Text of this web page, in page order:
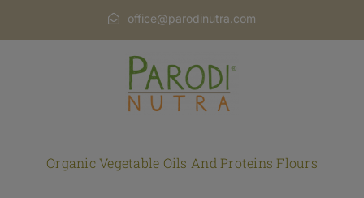
office@parodinutra.com
Organic Vegetable Oils And Proteins Flours